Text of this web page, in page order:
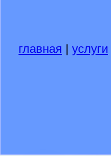
главная | услуги